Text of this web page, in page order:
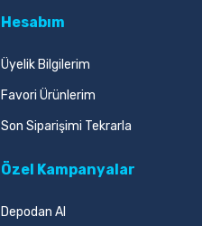
Hesabım
Üyelik Bilgilerim
Favori Ürünlerim
Son Siparişimi Tekrarla
Özel Kampanyalar
Depodan Al